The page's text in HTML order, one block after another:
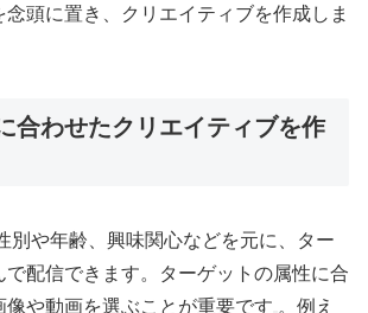
頭に置き、クリエイティブを作成しま
合わせたクリエイティブを作
別や年齢、興味関心などを元に、ター
で配信できます。ターゲットの属性に合
像や動画を選ぶことが重要です 。例え